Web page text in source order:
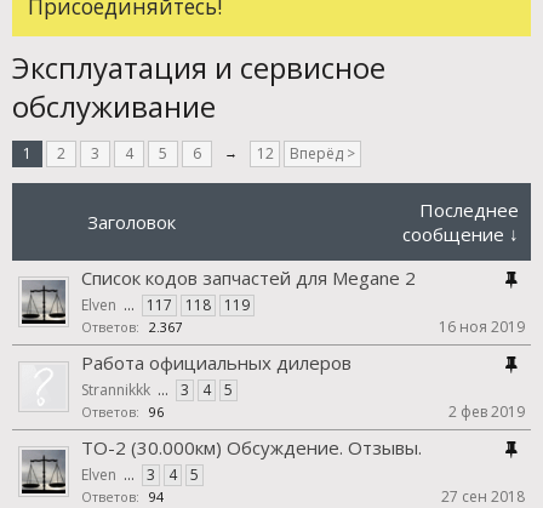
Присоединяйтесь!
Эксплуатация и сервисное
обслуживание
1 2 3 4 5 6 → 12 Вперёд >
Заголовок
Последнее
сообщение ↓
Список кодов запчастей для Megane 2
Elven ... 117 118 119
Ответов: 2.367 16 ноя 2019
Работа официальных дилеров
Strannikkk ... 3 4 5
Ответов: 96 2 фев 2019
ТО-2 (30.000км) Обсуждение. Отзывы.
Elven ... 3 4 5
Ответов: 94 27 сен 2018